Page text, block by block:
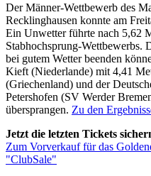
Der Männer-Wettbewerb des
Recklinghausen konnte am
Ein Unwetter führte nach 5,62
Stabhochsprung-Wettbewerbs.
bei gutem Wetter beenden
Kieft (Niederlande) mit 4,41
(Griechenland) und der
Petershofen (SV Werder
übersprangen. Zu den
Jetzt die letzten Tickets
Zum Vorverkauf für das
"ClubSale"